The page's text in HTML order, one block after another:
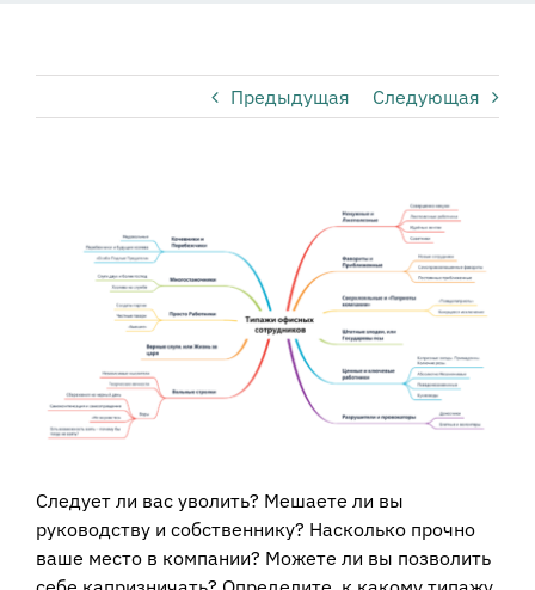
Предыдущая Следующая
Image
Следует ли вас уволить? Мешаете ли вы
руководству и собственнику? Насколько прочно
ваше место в компании? Можете ли вы позволить